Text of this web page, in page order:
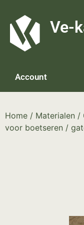
Ve-
Account
Home / Materialen /
voor boetseren /